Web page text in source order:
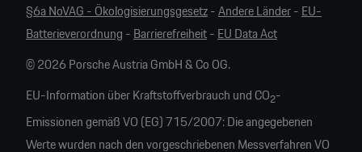
§6a NoVAG - Ökologisierungsgesetz-Andere Länder-EU-
Batterieverordnung -Barrierefreiheit-EU Data Act
© 2026 Porsche Austria GmbH & Co OG.
EU-Information über Kraftstoffverbrauch und CO2-
Emissionen gemäß VO (EG) 715/2007: Die angegebenen
Werte wurden nach den vorgeschriebenen Messverfahren VO